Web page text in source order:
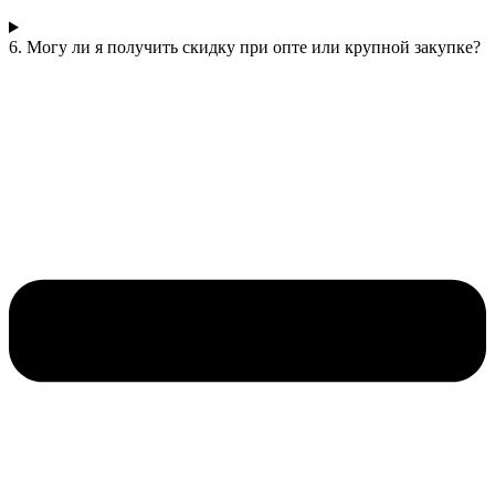
6. Могу ли я получить скидку при опте или крупной закупке?